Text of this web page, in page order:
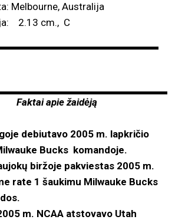
Melbourne, Australija
2.13 cm., C
Faktai apie žaidėją
debiutavo 2005 m. lapkričio
Bucks komandoje.
biržoje pakviestas 2005 m.
rate 1 šaukimu Milwauke Bucks
m. NCAA atstovavo Utah